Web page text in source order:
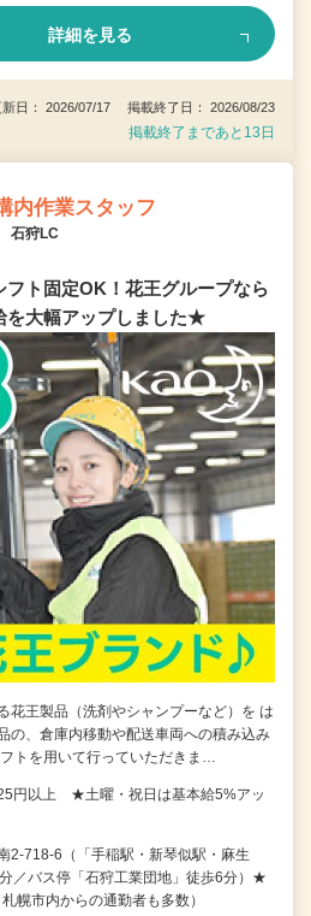
詳細を見る
新日： 2026/07/17 掲載終了日： 2026/08/23
掲載終了まであと13日
内作業スタッフ
石狩LC
ト固定OK！花王グループなら
大幅アップしました★
花王製品（洗剤やシャンプーなど）を は
の、倉庫内移動や配送車両への積み込み
トを用いて行っていただきま…
円以上 ★土曜・祝日は基本給5%アッ
2-718-6（「手稲駅・新琴似駅・麻生
／バス停「石狩工業団地」徒歩6分）★
幌市内からの通勤者も多数）